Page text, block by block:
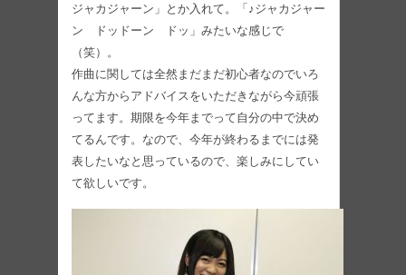
ジャカジャーン」とか入れて。「♪ジャカジャー
ン ドッドーン ドッ」みたいな感じで
（笑）。
作曲に関しては全然まだまだ初心者なのでいろ
んな方からアドバイスをいただきながら今頑張
ってます。期限を今年までって自分の中で決め
てるんです。なので、今年が終わるまでには発
表したいなと思っているので、楽しみにしてい
て欲しいです。